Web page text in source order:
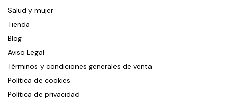
Salud y mujer
Tienda
Blog
Aviso Legal
Términos y condiciones generales de venta
Política de cookies
Política de privacidad